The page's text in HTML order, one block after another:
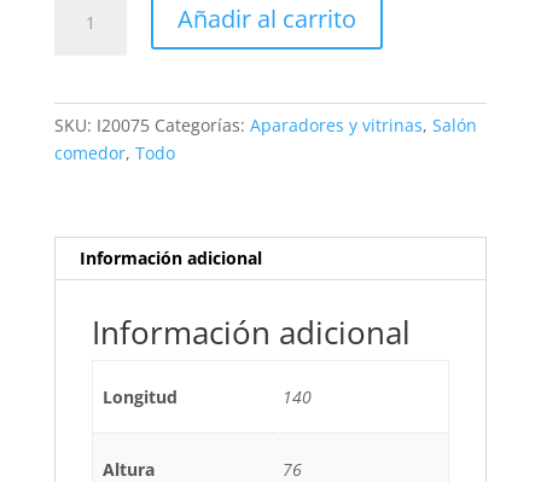
MAGNUS
Añadir al carrito
SKU: I20075 Categorías: Aparadores y vitrinas, Salón
comedor, Todo
Información adicional
Información adicional
Longitud 140
Altura 76